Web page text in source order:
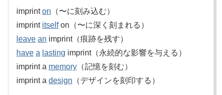
imprinton （〜に刻み込む）
imprint itselfon（〜に深く刻まれる）
leave an imprint（痕跡を残す）
have a lasting imprint（永続的な影響を与える）
imprint a memory （記憶を刻む）
imprint a design （デザインを刻印する）